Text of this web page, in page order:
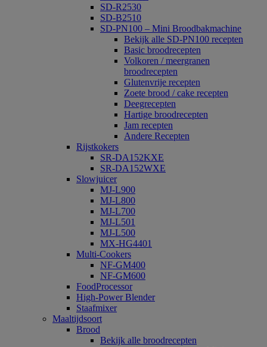
SD-R2530
SD-B2510
SD-PN100 – Mini Broodbakmachine
Bekijk alle SD-PN100 recepten
Basic broodrecepten
Volkoren / meergranen
broodrecepten
Glutenvrije recepten
Zoete brood / cake recepten
Deegrecepten
Hartige broodrecepten
Jam recepten
Andere Recepten
Rijstkokers
SR-DA152KXE
SR-DA152WXE
Slowjuicer
MJ-L900
MJ-L800
MJ-L700
MJ-L501
MJ-L500
MX-HG4401
Multi-Cookers
NF-GM400
NF-GM600
FoodProcessor
High-Power Blender
Staafmixer
Maaltijdsoort
Brood
Bekijk alle broodrecepten